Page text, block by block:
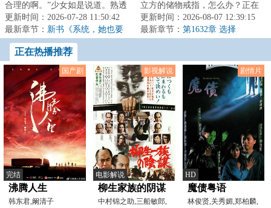
合理的啊。”少女如是说道。熟透
的邻家太太，强势的御姐编辑，
知性的美女...
更新时间：2026-07-28 11:50:42
最新章节： 新书《系统，她也要
当我的狗吗？》
立方的储物戒指，怎么办？正在
苦恼的时候，更可怕的事情发生
了，父母在眼前...
更新时间：2026-08-07 12:39:15
最新章节： 第1632章 选择
正在热播推荐
国产剧
完结
沸腾人生
韩东君,阚清子
影视解说
电影解说
柳生家族的阴谋
[电影解说]
中村锦之助,三船敏郎,
剧情片
HD
魔债粤语
林俊贤,关秀媚,郑柏麟,